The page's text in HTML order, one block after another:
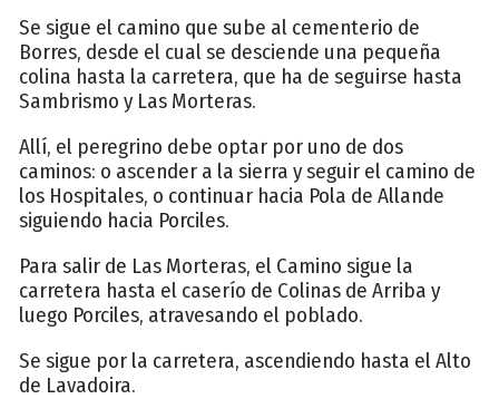
Se sigue el camino que sube al cementerio de
Borres, desde el cual se desciende una pequeña
colina hasta la carretera, que ha de seguirse hasta
Sambrismo y Las Morteras.
Allí, el peregrino debe optar por uno de dos
caminos: o ascender a la sierra y seguir el camino de
los Hospitales, o continuar hacia Pola de Allande
siguiendo hacia Porciles.
Para salir de Las Morteras, el Camino sigue la
carretera hasta el caserío de Colinas de Arriba y
luego Porciles, atravesando el poblado.
Se sigue por la carretera, ascendiendo hasta el Alto
de Lavadoira.